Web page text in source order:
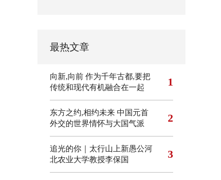
最热文章
向新,向前 作为千年古都,要把
传统和现代有机融合在一起
1
东方之约,相约未来 中国元首
外交的世界情怀与大国气派
2
追光的你｜太行山上新愚公河
北农业大学教授李保国
3